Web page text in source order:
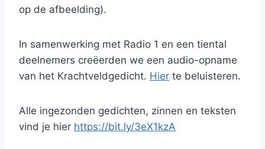
op de afbeelding).
In samenwerking met Radio 1 en een tiental
deelnemers creëerden we een audio-opname
van het Krachtveldgedicht. Hier te beluisteren.
Alle ingezonden gedichten, zinnen en teksten
vind je hier https://bit.ly/3eX1kzA